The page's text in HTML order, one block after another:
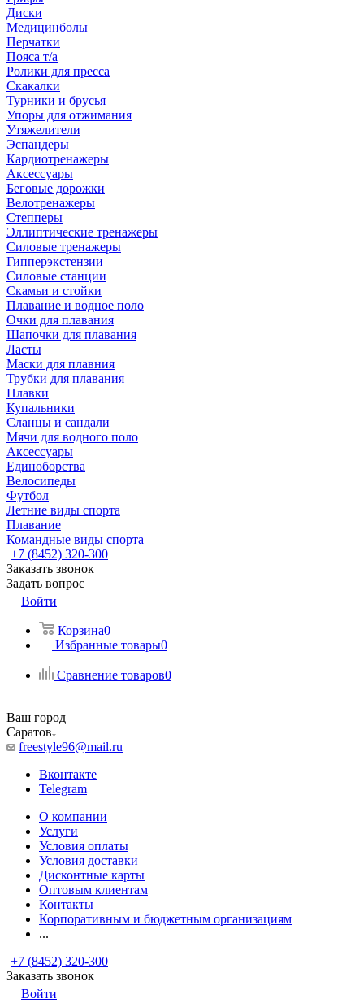
Диски
Медицинболы
Перчатки
Пояса т/а
Ролики для пресса
Скакалки
Турники и брусья
Упоры для отжимания
Утяжелители
Эспандеры
Кардиотренажеры
Аксессуары
Беговые дорожки
Велотренажеры
Степперы
Эллиптические тренажеры
Силовые тренажеры
Гипперэкстензии
Силовые станции
Скамьи и стойки
Плавание и водное поло
Очки для плавания
Шапочки для плавания
Ласты
Маски для плавния
Трубки для плавания
Плавки
Купальники
Сланцы и сандали
Мячи для водного поло
Аксессуары
Единоборства
Велосипеды
Футбол
Летние виды спорта
Плавание
Командные виды спорта
+7 (8452) 320-300
Заказать звонок
Задать вопрос
Войти
Корзина0
Избранные товары0
Сравнение товаров0
Ваш город
Саратов
freestyle96@mail.ru
Вконтакте
Telegram
О компании
Услуги
Условия оплаты
Условия доставки
Дисконтные карты
Оптовым клиентам
Контакты
Корпоративным и бюджетным организациям
...
+7 (8452) 320-300
Заказать звонок
Войти